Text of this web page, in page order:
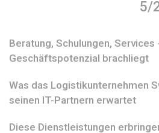
5/
Beratung, Schulungen, Services
Geschäftspotenzial brachliegt
Was das Logistikunternehmen
seinen IT-Partnern erwartet
Diese Dienstleistungen